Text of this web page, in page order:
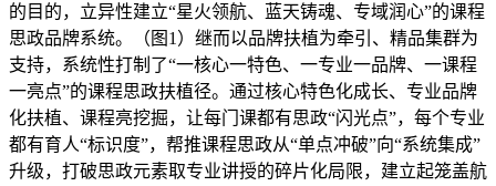
的目的，立异性建立“星火领航、蓝天铸魂、专域润心”的课程
思政品牌系统。（图1）继而以品牌扶植为牵引、精品集群为
支持，系统性打制了“一核心一特色、一专业一品牌、一课程
一亮点”的课程思政扶植径。通过核心特色化成长、专业品牌
化扶植、课程亮挖掘，让每门课都有思政“闪光点”，每个专业
都有育人“标识度”，帮推课程思政从“单点冲破”向“系统集成”
升级，打破思政元素取专业讲授的碎片化局限，建立起笼盖航